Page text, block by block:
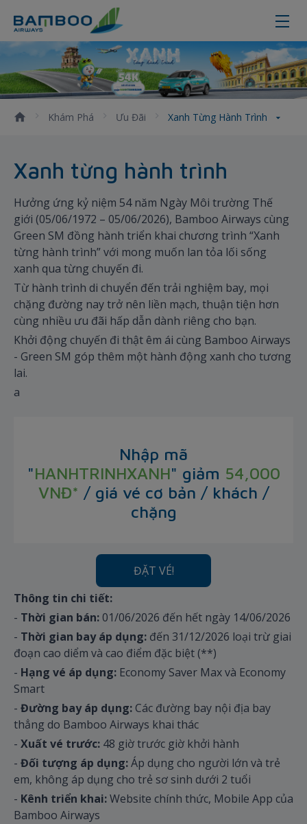
Xanh từng hành trình
Khám Phá Ưu Đãi Xanh Từng Hành Trình
Xanh từng hành trình
Hưởng ứng kỷ niệm 54 năm Ngày Môi trường Thế
giới (05/06/1972 – 05/06/2026), Bamboo Airways cùng
Green SM đồng hành triển khai chương trình “Xanh
từng hành trình” với mong muốn lan tỏa lối sống
xanh qua từng chuyến đi.
Từ hành trình di chuyển đến trải nghiệm bay, mọi
chặng đường nay trở nên liền mạch, thuận tiện hơn
cùng nhiều ưu đãi hấp dẫn dành riêng cho bạn.
Khởi động chuyến đi thật êm ái cùng Bamboo Airways
- Green SM góp thêm một hành động xanh cho tương
lai.
a
Nhập mã
"HANHTRINHXANH" giảm 54,000
VNĐ* / giá vé cơ bản / khách /
chặng
ĐẶT VÉ!
Thông tin chi tiết:
- Thời gian bán: 01/06/2026 đến hết ngày 14/06/2026
- Thời gian bay áp dụng: đến 31/12/2026 loại trừ giai
đoạn cao diểm và cao điểm đặc biệt (**)
- Hạng vé áp dụng: Economy Saver Max và Economy
Smart
- Đường bay áp dụng: Các đường bay nội địa bay
thẳng do Bamboo Airways khai thác
- Xuất vé trước: 48 giờ trước giờ khởi hành
- Đối tượng áp dụng:Áp dụng cho người lớn và trẻ
em, không áp dụng cho trẻ sơ sinh dưới 2 tuổi
- Kênh triển khai:Website chính thức, Mobile App của
Bamboo Airways